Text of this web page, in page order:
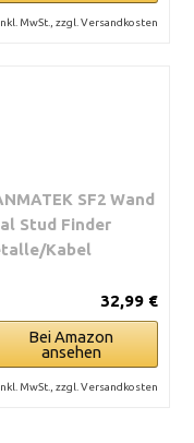
MwSt., zzgl. Versandkosten
SF2 Wand
Stud Finder
Kabel
32,99 €
Bei Amazon
ansehen
MwSt., zzgl. Versandkosten